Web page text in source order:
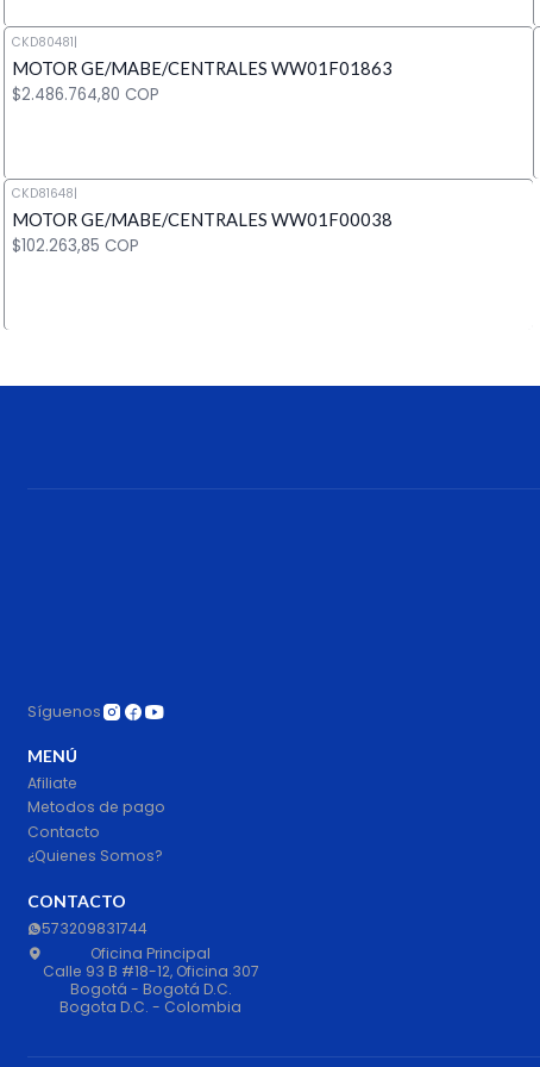
Cantidad
CKD80481|
MOTOR GE/MABE/CENTRALES WW01F01863
$2.486.764,80 COP
Cantidad
CKD81648|
MOTOR GE/MABE/CENTRALES WW01F00038
$102.263,85 COP
Cantidad
Síguenos
MENÚ
Afiliate
Metodos de pago
Contacto
¿Quienes Somos?
CONTACTO
573209831744
Oficina Principal
Calle 93 B #18-12, Oficina 307
Bogotá - Bogotá D.C.
Bogota D.C. - Colombia